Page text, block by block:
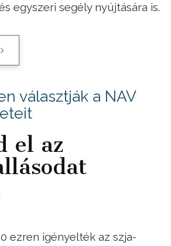
egyszeri segély nyújtására is.
választják a NAV
el az
ezren igényelték az szja-